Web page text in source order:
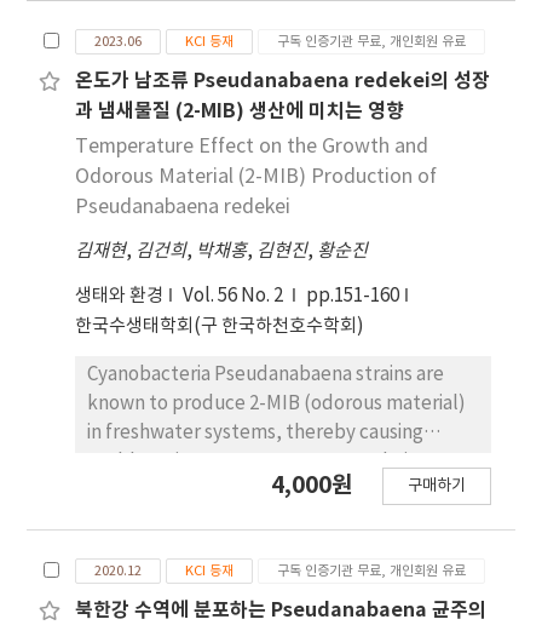
2023.06 KCI 등재 구독 인증기관 무료, 개인회원 유료
온도가 남조류 Pseudanabaena redekei의 성장
과 냄새물질 (2-MIB) 생산에 미치는 영향
Temperature Effect on the Growth and
Odorous Material (2-MIB) Production of
Pseudanabaena redekei
김재현, 김건희, 박채홍, 김현진, 황순진
생태와 환경 Vol. 56 No. 2
pp.151-160
한국수생태학회(구 한국하천호수학회)
Cyanobacteria Pseudanabaena strains are
known to produce 2-MIB (odorous material)
in freshwater systems, thereby causing
physiological responses to environmental
to evaluate the effect of temperature on the
growth and 2-MIB production of
4,000원 구매하기
2020.12 KCI 등재 구독 인증기관 무료, 개인회원 유료
북한강 수역에 분포하는 Pseudanabaena 균주의